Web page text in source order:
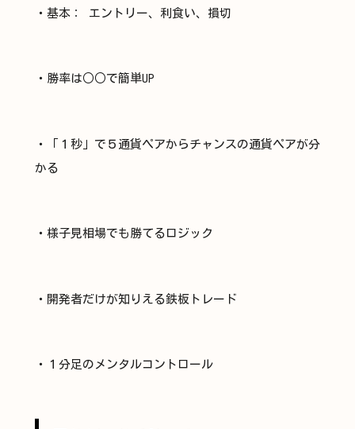
・基本： エントリー、利食い、損切
・勝率は○○で簡単UP
・「１秒」で５通貨ペアからチャンスの通貨ペアが分
かる
・様子見相場でも勝てるロジック
・開発者だけが知りえる鉄板トレード
・１分足のメンタルコントロール